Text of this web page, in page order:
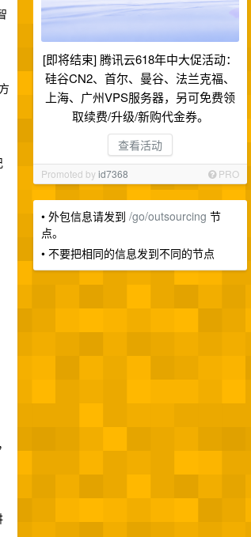
[即将结束] 腾讯云618年中大促活动：
硅谷CN2、首尔、曼谷、法兰克福、
上海、广州VPS服务器，另可免费领
取续费/升级/新购代金券。
查看活动
Promoted byid7368 PRO
• 外包信息请发到 /go/outsourcing 节
点。
• 不要把相同的信息发到不同的节点